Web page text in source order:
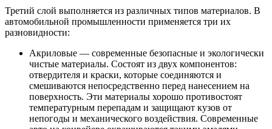
Третий слой выполняется из различных типов материалов. В
автомобильной промышленности применяется три их
разновидности:
Акриловые — современные безопасные и экологически
чистые материалы. Состоят из двух компонентов:
отвердителя и краски, которые соединяются и
смешиваются непосредственно перед нанесением на
поверхность. Эти материалы хорошо противостоят
температурным перепадам и защищают кузов от
непогоды и механического воздействия. Современные